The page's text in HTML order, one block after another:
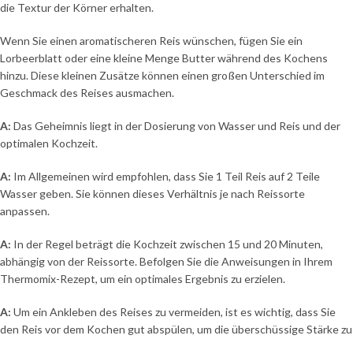
die Textur der Körner erhalten.
Wenn Sie einen aromatischeren Reis wünschen, fügen Sie ein
Lorbeerblatt oder eine kleine Menge Butter während des Kochens
hinzu. Diese kleinen Zusätze können einen großen Unterschied im
Geschmack des Reises ausmachen.
A: Das Geheimnis liegt in der Dosierung von Wasser und Reis und der
optimalen Kochzeit.
A: Im Allgemeinen wird empfohlen, dass Sie 1 Teil Reis auf 2 Teile
Wasser geben. Sie können dieses Verhältnis je nach Reissorte
anpassen.
A: In der Regel beträgt die Kochzeit zwischen 15 und 20 Minuten,
abhängig von der Reissorte. Befolgen Sie die Anweisungen in Ihrem
Thermomix-Rezept, um ein optimales Ergebnis zu erzielen.
A: Um ein Ankleben des Reises zu vermeiden, ist es wichtig, dass Sie
den Reis vor dem Kochen gut abspülen, um die überschüssige Stärke zu